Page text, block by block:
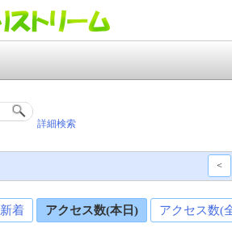
詳細検索
<
新着 アクセス数(本日) アクセス数(